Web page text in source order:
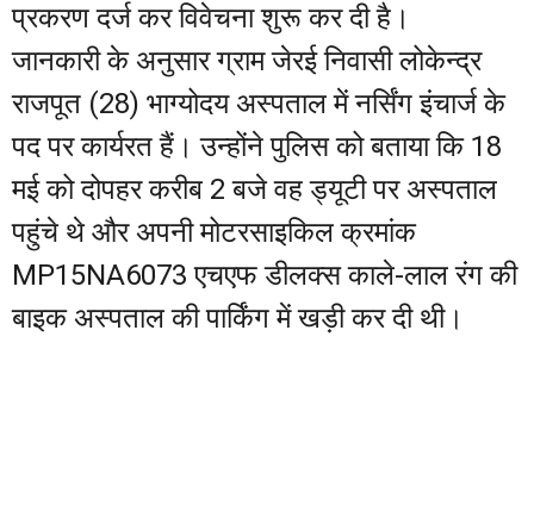
प्रकरण दर्ज कर विवेचना शुरू कर दी है।
जानकारी के अनुसार ग्राम जेरई निवासी लोकेन्द्र
राजपूत (28) भाग्योदय अस्पताल में नर्सिंग इंचार्ज के
पद पर कार्यरत हैं। उन्होंने पुलिस को बताया कि 18
मई को दोपहर करीब 2 बजे वह ड्यूटी पर अस्पताल
पहुंचे थे और अपनी मोटरसाइकिल क्रमांक
MP15NA6073 एचएफ डीलक्स काले-लाल रंग की
बाइक अस्पताल की पार्किंग में खड़ी कर दी थी।